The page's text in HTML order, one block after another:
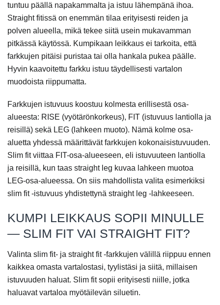
tuntuu päällä napakammalta ja istuu lähempänä ihoa.
Straight fitissä on enemmän tilaa erityisesti reiden ja
polven alueella, mikä tekee siitä usein mukavamman
pitkässä käytössä. Kumpikaan leikkaus ei tarkoita, että
farkkujen pitäisi puristaa tai olla hankala pukea päälle.
Hyvin kaavoitettu farkku istuu täydellisesti vartalon
muodoista riippumatta.
Farkkujen istuvuus koostuu kolmesta erillisestä osa-
alueesta: RISE (vyötärönkorkeus), FIT (istuvuus lantiolla ja
reisillä) sekä LEG (lahkeen muoto). Nämä kolme osa-
aluetta yhdessä määrittävät farkkujen kokonaisistuvuuden.
Slim fit viittaa FIT-osa-alueeseen, eli istuvuuteen lantiolla
ja reisillä, kun taas straight leg kuvaa lahkeen muotoa
LEG-osa-alueessa. On siis mahdollista valita esimerkiksi
slim fit -istuvuus yhdistettynä straight leg -lahkeeseen.
KUMPI LEIKKAUS SOPII MINULLE
— SLIM FIT VAI STRAIGHT FIT?
Valinta slim fit- ja straight fit -farkkujen välillä riippuu ennen
kaikkea omasta vartalostasi, tyylistäsi ja siitä, millaisen
istuvuuden haluat. Slim fit sopii erityisesti niille, jotka
haluavat vartaloa myötäilevän siluеtin.